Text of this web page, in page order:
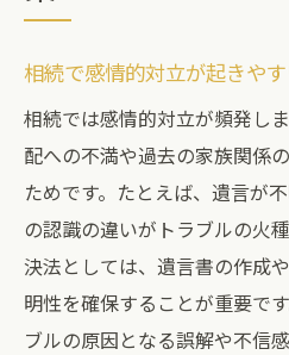
相続で感情的対立が起きや
相続では感情的対立が頻発し
配への不満や過去の家族関係
ためです。たとえば、遺言が
の認識の違いがトラブルの火
決法としては、遺言書の作成
明性を確保することが重要で
ブルの原因となる誤解や不信